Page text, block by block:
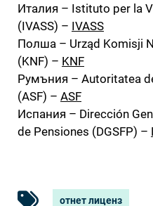
Италия – Istituto per la
(IVASS) – IVASS
Полша – Urząd Komisji
(KNF) – KNF
Румъния – Autoritatea
(ASF) – ASF
Испания – Dirección
de Pensiones (DGSFP) –
отнет лиценз